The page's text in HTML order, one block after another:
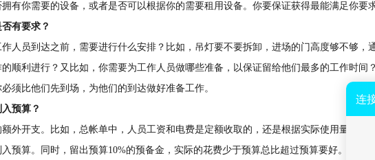
有你需要的设备，或者是否可以根据你的需要租用设备。你要保证获得最能满足你要
有要求？
员到达之前，需要进行什么安排？比如，吊灯要不要拆卸，进场的门高度够不够，
顺利进行？又比如，你需要为工作人员做哪些准备，以保证留给他们最多的工作时间
须比他们先到场，为他们的到达做好准备工作。
预算？
开支。比如，总帐单中，人员工资和电费是定额收取的，还是根据实际使用量收取
预算。同时，留出预算10%的预备金，实际的花费少于预算总比超过预算要好。还有